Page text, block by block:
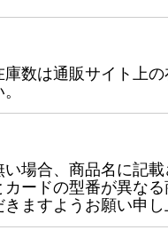
数は通販サイト上
場合、商品名に記
ードの型番が異な
ますようお願い申し